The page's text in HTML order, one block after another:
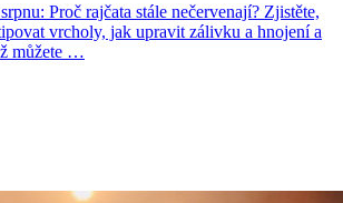
Proč rajčata stále nečervenají? Zjistěte,
vrcholy, jak upravit zálivku a hnojení a
můžete …